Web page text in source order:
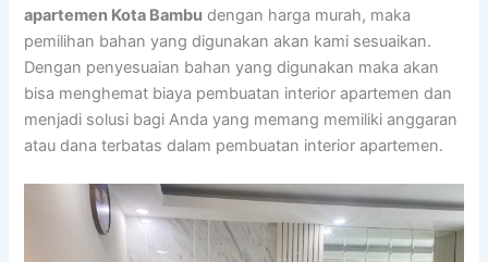
apartemen Kota Bambu dengan harga murah, maka
pemilihan bahan yang digunakan akan kami sesuaikan.
Dengan penyesuaian bahan yang digunakan maka akan
bisa menghemat biaya pembuatan interior apartemen dan
menjadi solusi bagi Anda yang memang memiliki anggaran
atau dana terbatas dalam pembuatan interior apartemen.